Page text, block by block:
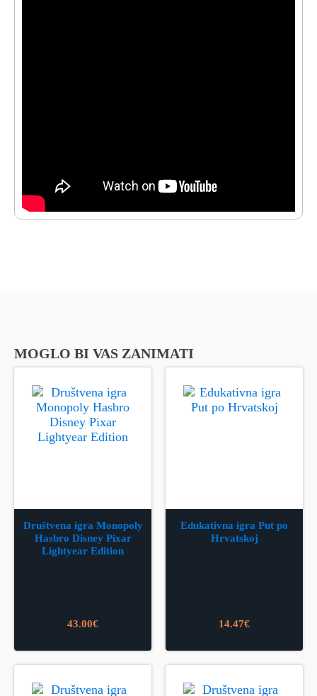
MOGLO BI VAS ZANIMATI
Društvena igra Monopoly
Hasbro Disney Pixar
Lightyear Edition
43.00€
Edukativna igra Put po
Hrvatskoj
14.47€